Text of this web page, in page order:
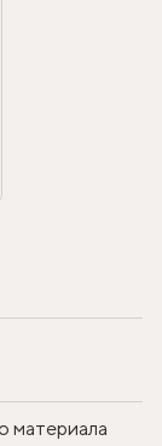
материала